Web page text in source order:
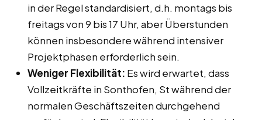
in der Regel standardisiert, d.h. montags bis
freitags von 9 bis 17 Uhr, aber Überstunden
können insbesondere während intensiver
Projektphasen erforderlich sein.
Weniger Flexibilität: Es wird erwartet, dass
Vollzeitkräfte in Sonthofen, St während der
normalen Geschäftszeiten durchgehend